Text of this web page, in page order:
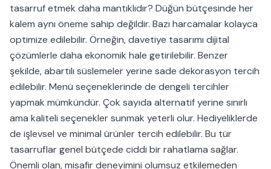
tasarruf etmek daha mantıklıdır? Düğün bütçesinde her
kalem aynı öneme sahip değildir. Bazı harcamalar kolayca
optimize edilebilir. Örneğin, davetiye tasarımı dijital
çözümlerle daha ekonomik hale getirilebilir. Benzer
şekilde, abartılı süslemeler yerine sade dekorasyon tercih
edilebilir. Menü seçeneklerinde de dengeli tercihler
yapmak mümkündür. Çok sayıda alternatif yerine sınırlı
ama kaliteli seçenekler sunmak yeterli olur. Hediyeliklerde
de işlevsel ve minimal ürünler tercih edilebilir. Bu tür
tasarruflar genel bütçede ciddi bir rahatlama sağlar.
Önemli olan, misafir deneyimini olumsuz etkilemeden